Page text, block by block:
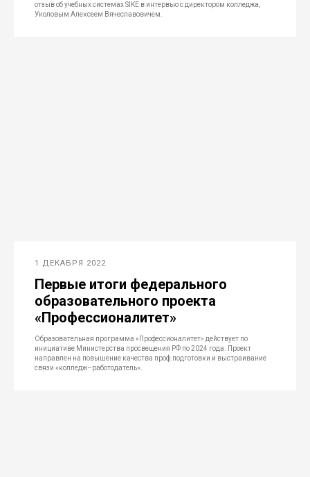
отзыв об учебных системах SIKE в интервью с директором колледжа,
Уколовым Алексеем Вячеславовичем.
1 ДЕКАБРЯ 2022
Первые итоги федерального
образовательного проекта
«Профессионалитет»
Образовательная программа «Профессионалитет» действует по
инициативе Министерства просвещения РФ по 2024 года. Проект
направлен на повышение качества проф.подготовки и выстраивание
связи «колледж–работодатель».